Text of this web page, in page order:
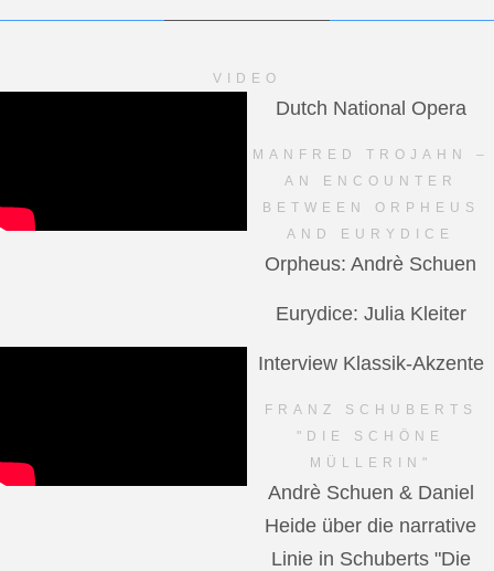
VIDEO
Dutch National Opera
MANFRED TROJAHN –
AN ENCOUNTER
BETWEEN ORPHEUS
AND EURYDICE
Orpheus: Andrè Schuen
Eurydice: Julia Kleiter
Interview Klassik-Akzente
FRANZ SCHUBERTS
"DIE SCHÖNE
MÜLLERIN"
Andrè Schuen & Daniel
Heide über die narrative
Linie in Schuberts "Die